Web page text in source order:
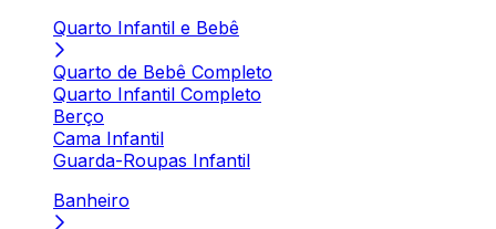
Quarto Infantil e Bebê
Quarto de Bebê Completo
Quarto Infantil Completo
Berço
Cama Infantil
Guarda-Roupas Infantil
Banheiro